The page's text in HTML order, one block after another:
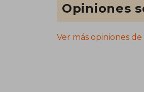
Opiniones
Ver más opiniones